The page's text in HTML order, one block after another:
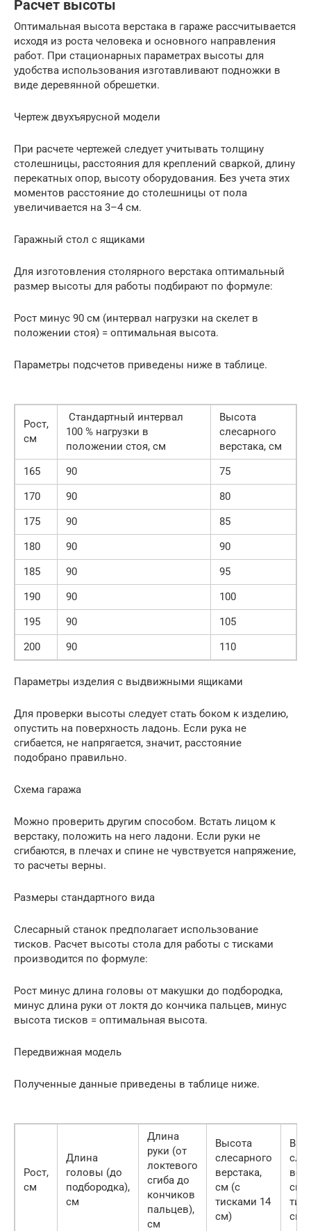
Расчет высоты
Оптимальная высота верстака в гараже рассчитывается
исходя из роста человека и основного направления
работ. При стационарных параметрах высоты для
удобства использования изготавливают подножки в
виде деревянной обрешетки.
Чертеж двухъярусной модели
При расчете чертежей следует учитывать толщину
столешницы, расстояния для креплений сваркой, длину
перекатных опор, высоту оборудования. Без учета этих
моментов расстояние до столешницы от пола
увеличивается на 3–4 см.
Гаражный стол с ящиками
Для изготовления столярного верстака оптимальный
размер высоты для работы подбирают по формуле:
Рост минус 90 см (интервал нагрузки на скелет в
положении стоя) = оптимальная высота.
Параметры подсчетов приведены ниже в таблице.
Рост,
см
Стандартный интервал
100 % нагрузки в
положении стоя, см
Высота
слесарного
верстака, см
165
90
75
170
90
80
175
90
85
180
90
90
185
90
95
190
90
100
195
90
105
200
90 110
Параметры изделия с выдвижными ящиками
Для проверки высоты следует стать боком к изделию,
опустить на поверхность ладонь. Если рука не
сгибается, не напрягается, значит, расстояние
подобрано правильно.
Схема гаража
Можно проверить другим способом. Встать лицом к
верстаку, положить на него ладони. Если руки не
сгибаются, в плечах и спине не чувствуется напряжение,
то расчеты верны.
Размеры стандартного вида
Слесарный станок предполагает использование
тисков. Расчет высоты стола для работы с тисками
производится по формуле:
Рост минус длина головы от макушки до подбородка,
минус длина руки от локтя до кончика пальцев, минус
высота тисков = оптимальная высота.
Передвижная модель
Полученные данные приведены в таблице ниже.
Рост,
см
Длина
головы (до
подбородка),
см
Длина
руки (от
локтевого
сгиба до
кончиков
пальцев),
см
Высота
слесарного
верстака,
см (с
тисками 14
см)
см
см)